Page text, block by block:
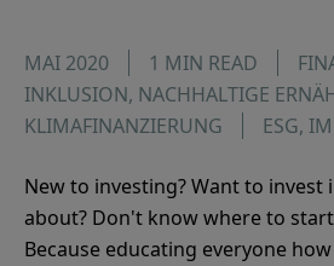
MAI 2020 1 MIN READ
INKLUSION, NACHHALTIGE
KLIMAFINANZIERUNG
ESG,
New to investing? Want to invest
about? Don't know where to
Because educating everyone